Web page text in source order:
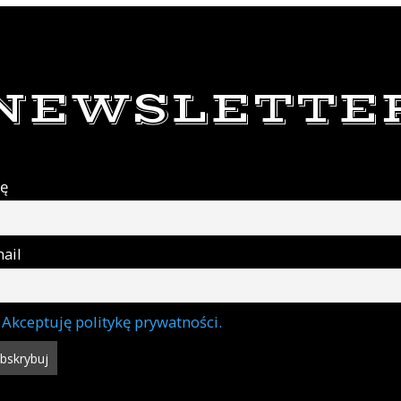
Akceptuję politykę prywatności.